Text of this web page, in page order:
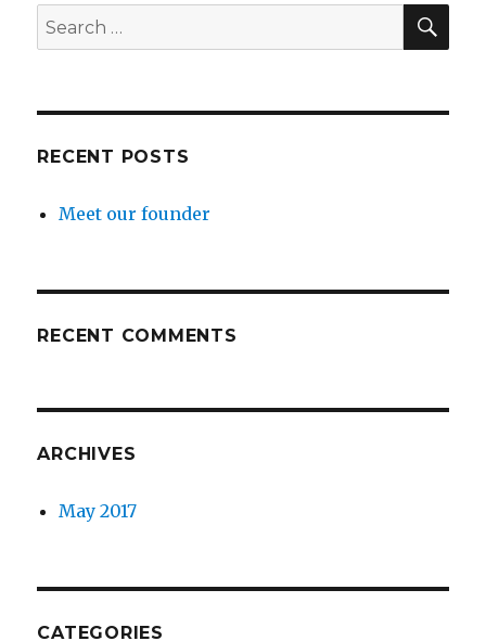
Search
for:
RECENT POSTS
Meet our founder
RECENT COMMENTS
ARCHIVES
May 2017
CATEGORIES